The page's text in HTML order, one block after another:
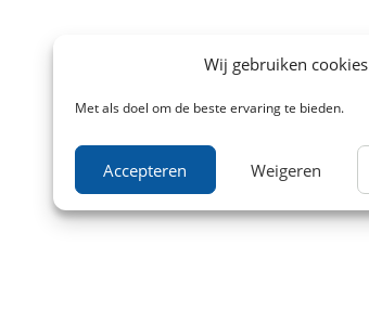
Wij gebruiken cookies
Met als doel om de beste ervaring te bieden.
Accepteren Weigeren